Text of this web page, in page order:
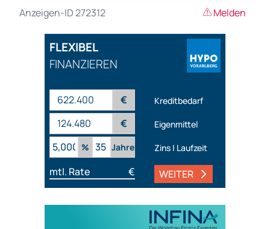
Anzeigen-ID 272312 Melden
FLEXIBEL
FINANZIEREN
€ Kreditbedarf
€
Eigenmittel
%
Jahre Zins | Laufzeit
mtl. Rate € WEITER